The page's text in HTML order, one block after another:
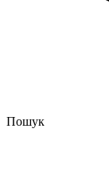
Пошук